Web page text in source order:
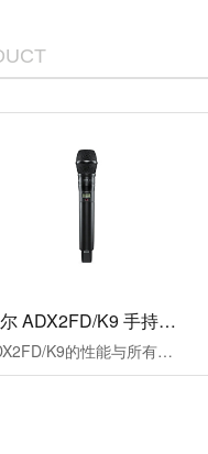
舒尔 ADX2FD/K9 手持式无线话筒
ADX2FD/K9的性能与所有ADX系列发射机一样卓越，为完美表演保驾护航。产品采用流线型设计，调谐范围宽达184MHz，可以有效抵抗干扰，同时具备高级充电功能，ShowLink远程控制更可实现控制室直接实时参数调整。